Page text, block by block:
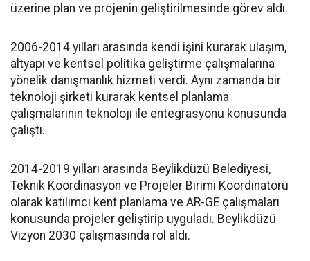
üzerine plan ve projenin geliştirilmesinde görev aldı.
2006-2014 yılları arasında kendi işini kurarak ulaşım,
altyapı ve kentsel politika geliştirme çalışmalarına
yönelik danışmanlık hizmeti verdi. Aynı zamanda bir
teknoloji şirketi kurarak kentsel planlama
çalışmalarının teknoloji ile entegrasyonu konusunda
çalıştı.
2014-2019 yılları arasında Beylikdüzü Belediyesi,
Teknik Koordinasyon ve Projeler Birimi Koordinatörü
olarak katılımcı kent planlama ve AR-GE çalışmaları
konusunda projeler geliştirip uyguladı. Beylikdüzü
Vizyon 2030 çalışmasında rol aldı.